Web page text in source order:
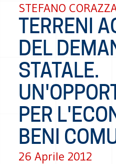
STEFANO
TERRENI
DEL
STATALE.
PER
BENI
26 Aprile 2012